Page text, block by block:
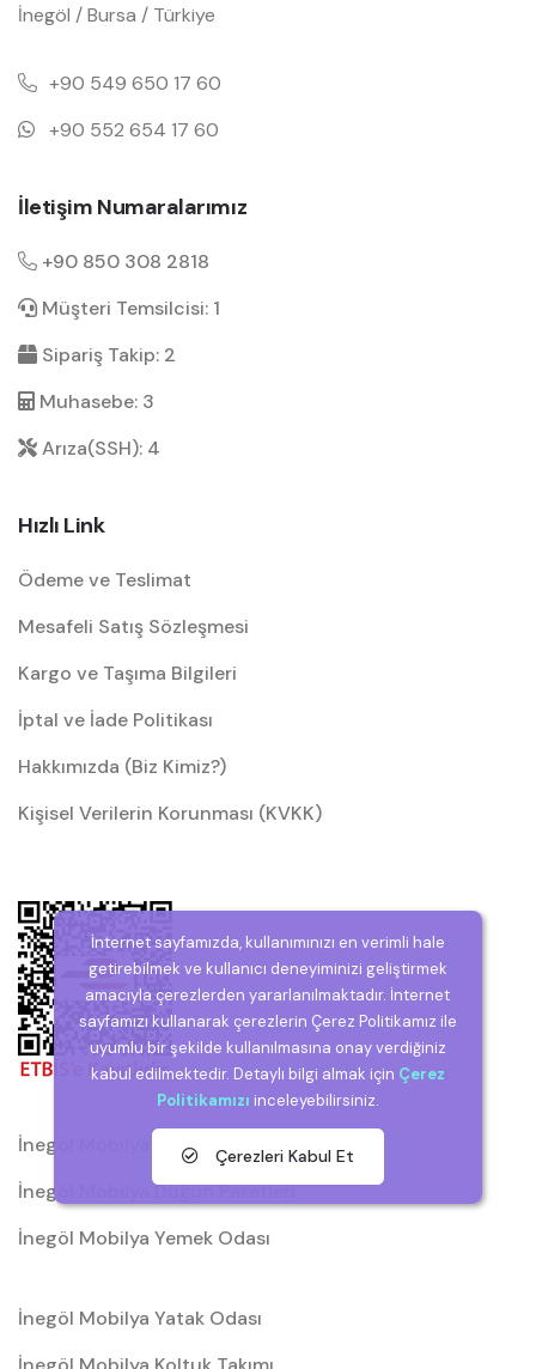
İnegöl / Bursa / Türkiye
+90 549 650 17 60
+90 552 654 17 60
İletişim Numaralarımız
+90 850 308 2818
Müşteri Temsilcisi: 1
Sipariş Takip: 2
Muhasebe: 3
Arıza(SSH): 4
Hızlı Link
Ödeme ve Teslimat
Mesafeli Satış Sözleşmesi
Kargo ve Taşıma Bilgileri
İptal ve İade Politikası
Hakkımızda (Biz Kimiz?)
Kişisel Verilerin Korunması (KVKK)
İnegöl Mobilya
İnegöl Mobilya Düğün Paketleri
İnegöl Mobilya Yemek Odası
İnegöl Mobilya Yatak Odası
İnternet sayfamızda, kullanımınızı en verimli hale
getirebilmek ve kullanıcı deneyiminizi geliştirmek
amacıyla çerezlerden yararlanılmaktadır. İnternet
sayfamızı kullanarak çerezlerin Çerez Politikamız ile
uyumlu bir şekilde kullanılmasına onay verdiğiniz
kabul edilmektedir. Detaylı bilgi almak için Çerez
Politikamızı inceleyebilirsiniz.
Çerezleri Kabul Et